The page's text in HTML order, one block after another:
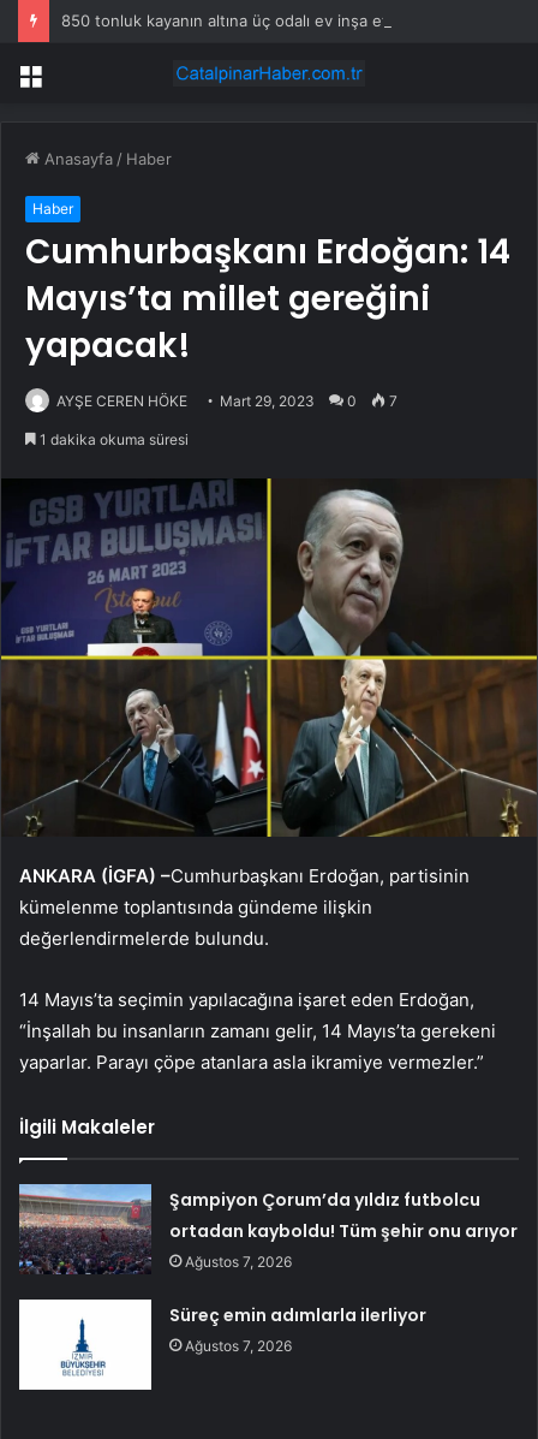
850 tonluk kayanın altına üç odalı ev inşa etti
Menü
Anasayfa / Haber
Haber
Cumhurbaşkanı Erdoğan: 14
Mayıs’ta millet gereğini
yapacak!
AYŞE CEREN HÖKE Mart 29, 2023 0 7
1 dakika okuma süresi
ANKARA (İGFA) –Cumhurbaşkanı Erdoğan, partisinin
kümelenme toplantısında gündeme ilişkin
değerlendirmelerde bulundu.
14 Mayıs’ta seçimin yapılacağına işaret eden Erdoğan,
“İnşallah bu insanların zamanı gelir, 14 Mayıs’ta gerekeni
yaparlar. Parayı çöpe atanlara asla ikramiye vermezler.”
İlgili Makaleler
Şampiyon Çorum’da yıldız futbolcu
ortadan kayboldu! Tüm şehir onu arıyor
Ağustos 7, 2026
Süreç emin adımlarla ilerliyor
Ağustos 7, 2026